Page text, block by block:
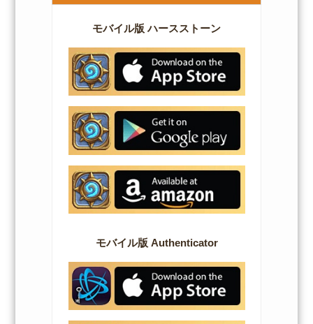
モバイル版 ハースストーン
モバイル版 Authenticator